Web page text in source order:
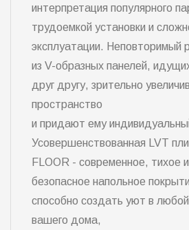
интерпретация популярного
трудоемкой установки и
эксплуатации. Неповторимый
из V-образных панелей,
друг другу, зрительно
пространство
и придают ему
Усовершенствованная LVT
FLOOR - современное, тихое и
безопасное напольное
способно создать уют в
вашего дома,